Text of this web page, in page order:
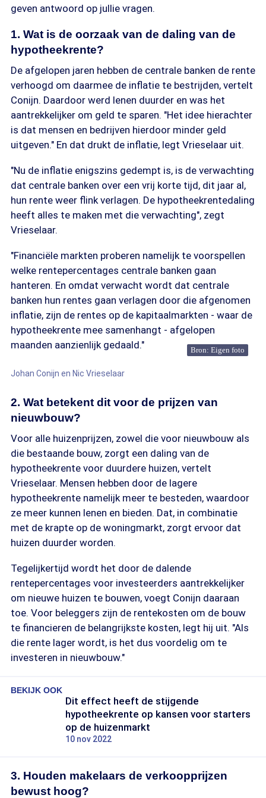
geven antwoord op jullie vragen.
1. Wat is de oorzaak van de daling van de
hypotheekrente?
De afgelopen jaren hebben de centrale banken de rente
verhoogd om daarmee de inflatie te bestrijden, vertelt
Conijn. Daardoor werd lenen duurder en was het
aantrekkelijker om geld te sparen. "Het idee hierachter
is dat mensen en bedrijven hierdoor minder geld
uitgeven." En dat drukt de inflatie, legt Vrieselaar uit.
"Nu de inflatie enigszins gedempt is, is de verwachting
dat centrale banken over een vrij korte tijd, dit jaar al,
hun rente weer flink verlagen. De hypotheekrentedaling
heeft alles te maken met die verwachting", zegt
Vrieselaar.
"Financiële markten proberen namelijk te voorspellen
welke rentepercentages centrale banken gaan
hanteren. En omdat verwacht wordt dat centrale
banken hun rentes gaan verlagen door die afgenomen
inflatie, zijn de rentes op de kapitaalmarkten - waar de
hypotheekrente mee samenhangt - afgelopen
maanden aanzienlijk gedaald."
Bron: Eigen foto
Johan Conijn en Nic Vrieselaar
2. Wat betekent dit voor de prijzen van
nieuwbouw?
Voor alle huizenprijzen, zowel die voor nieuwbouw als
die bestaande bouw, zorgt een daling van de
hypotheekrente voor duurdere huizen, vertelt
Vrieselaar. Mensen hebben door de lagere
hypotheekrente namelijk meer te besteden, waardoor
ze meer kunnen lenen en bieden. Dat, in combinatie
met de krapte op de woningmarkt, zorgt ervoor dat
huizen duurder worden.
Tegelijkertijd wordt het door de dalende
rentepercentages voor investeerders aantrekkelijker
om nieuwe huizen te bouwen, voegt Conijn daaraan
toe. Voor beleggers zijn de rentekosten om de bouw
te financieren de belangrijkste kosten, legt hij uit. "Als
die rente lager wordt, is het dus voordelig om te
investeren in nieuwbouw."
BEKIJK OOK
Dit effect heeft de stijgende
hypotheekrente op kansen voor starters
op de huizenmarkt
10 nov 2022
3. Houden makelaars de verkoopprijzen
bewust hoog?